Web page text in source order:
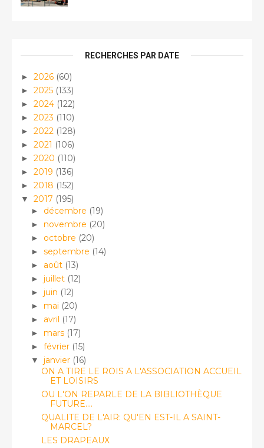
RECHERCHES PAR DATE
► 2026 (60)
► 2025 (133)
► 2024 (122)
► 2023 (110)
► 2022 (128)
► 2021 (106)
► 2020 (110)
► 2019 (136)
► 2018 (152)
▼ 2017 (195)
► décembre (19)
► novembre (20)
► octobre (20)
► septembre (14)
► août (13)
► juillet (12)
► juin (12)
► mai (20)
► avril (17)
► mars (17)
► février (15)
▼ janvier (16)
ON A TIRE LE ROIS A L'ASSOCIATION ACCUEIL
ET LOISIRS
OU L'ON REPARLE DE LA BIBLIOTHÈQUE
FUTURE....
QUALITE DE L'AIR: QU'EN EST-IL A SAINT-
MARCEL?
LES DRAPEAUX